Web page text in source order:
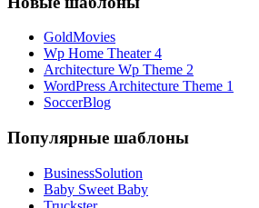
GoldMovies
Wp Home Theater 4
Architecture Wp Theme 2
WordPress Architecture Theme 1
SoccerBlog
Популярные шаблоны
BusinessSolution
Baby Sweet Baby